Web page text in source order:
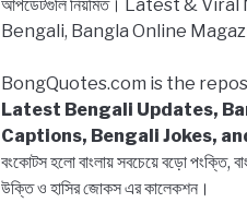
আপডেটগুলি নিয়মিত। Latest &
Bengali, Bangla Online
BongQuotes.com is the
Latest Bengali Updates,
Captions, Bengali Jokes,
বংকোটস হলো বাংলায় সবচেয়ে বড়ো পংক্তি,
উক্তি ও হাসির জোকস এর কালেকশন।